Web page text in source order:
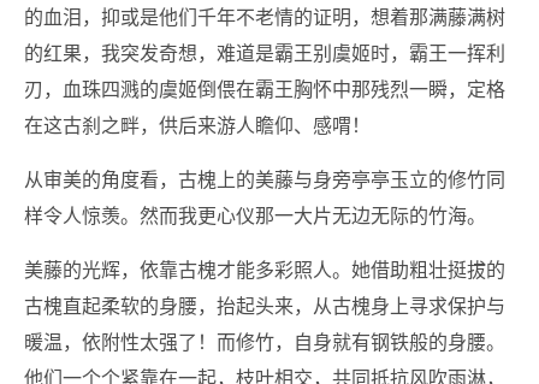
的血泪，抑或是他们千年不老情的证明，想着那满藤满树
的红果，我突发奇想，难道是霸王别虞姬时，霸王一挥利
刃，血珠四溅的虞姬倒偎在霸王胸怀中那残烈一瞬，定格
在这古刹之畔，供后来游人瞻仰、感喟！
从审美的角度看，古槐上的美藤与身旁亭亭玉立的修竹同
样令人惊羡。然而我更心仪那一大片无边无际的竹海。
美藤的光辉，依靠古槐才能多彩照人。她借助粗壮挺拔的
古槐直起柔软的身腰，抬起头来，从古槐身上寻求保护与
暖温，依附性太强了！而修竹，自身就有钢铁般的身腰。
他们一个个紧靠在一起，枝叶相交，共同抵抗风吹雨淋，